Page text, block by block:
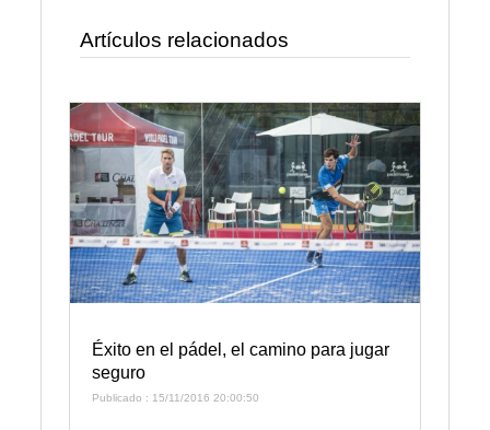
Artículos relacionados
Éxito en el pádel, el camino para jugar
seguro
Publicado : 15/11/2016 20:00:50